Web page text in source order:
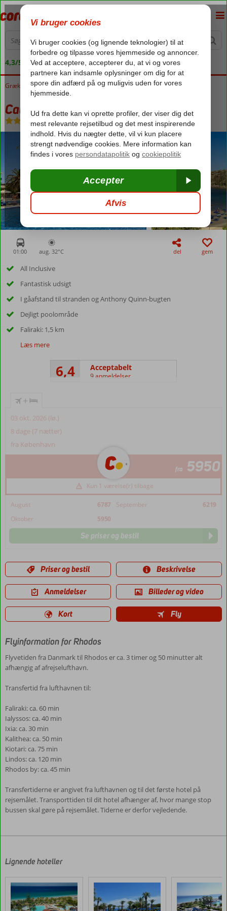
4,3/5 på Trustpilot
Forside
Grækenland Rhodos Faliraki Cathrin Hotel
Cathrin Hotel
All Inclusive-Hotel
01:00 aug. 32°C del gem
All Inclusive
Fantastisk udsigt
I gåafstand til stranden og Anthony Quinn-bugten
Dejligt poolområde
Faliraki: 1,5 km
Læs mere
6,4 Acceptabelt
9 anmeldelser
+
03 okt. 2026 (lø.)
8 dage (7 nætter)
fra København
fra 5950
Kun 1 værelse(r) tilbage
August 6787 September
6219
Oktober
5950
Se priser og bestil
Priser og bestil Beskrivelse
Anmeldelser Billeder og video
Kort Fly
Flyinformation for Rhodos
Flyvetiden fra Danmark til Rhodos er ca. 3 timer og 50 minutter alt
afhængig af afrejselufthavn.
Transfertid fra lufthavnen til:
Faliraki: ca. 60 min
Ialyssos: ca. 40 min
Ixia: ca. 30 min
Kalithea: ca. 50 min
Kiotari: ca. 75 min
Lindos: ca. 120 min
Rhodos by: ca. 45 min
Transfertiderne er angivet fra lufthavnen og til det første hotel på
rejsemålet. Transporttiden til dit hotel afhænger af, hvor mange stop
bussen skal gøre på rejsemålet. Tiderne er derfor vejledende.
af
kunder
deres
Lignende hoteller